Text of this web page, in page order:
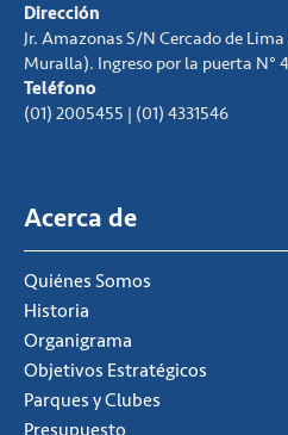
Dirección
Jr. Amazonas S/N Cercado de
Muralla). Ingreso por la puerta N° 4
Teléfono
(01) 2005455 | (01) 4331546
Acerca de
Quiénes Somos
Historia
Organigrama
Objetivos Estratégicos
Parques y Clubes
Presupuesto